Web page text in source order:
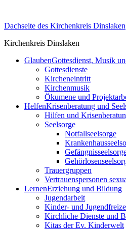
content
Dachseite des Kirchenkreis Dinslaken
Kirchenkreis Dinslaken
GlaubenGottesdienst, Musik
Gottesdienste
Kircheneintritt
Kirchenmusik
Ökumene und
HelfenKrisenberatung und
Hilfen und
Seelsorge
Notfallseelsorge
Trauergruppen
Vertrauenspersonen
LernenErziehung und Bildung
Jugendarbeit
Kinder- und
Kirchliche Dienste und
Kitas der Ev. Kinderwelt